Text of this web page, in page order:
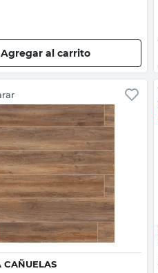
Agregar al carrito
Vista rápida
CAÑUELAS